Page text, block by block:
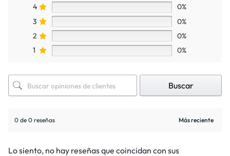
4
0%
3
0%
2
0%
1
0%
Buscar
0 de 0 reseñas
Lo siento, no hay reseñas que coincidan con sus